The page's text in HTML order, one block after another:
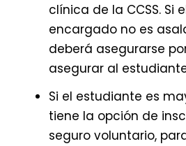
clínica de la CCSS. Si
encargado no es
deberá asegurarse
asegurar al
Si el estudiante es
tiene la opción de
seguro voluntario,